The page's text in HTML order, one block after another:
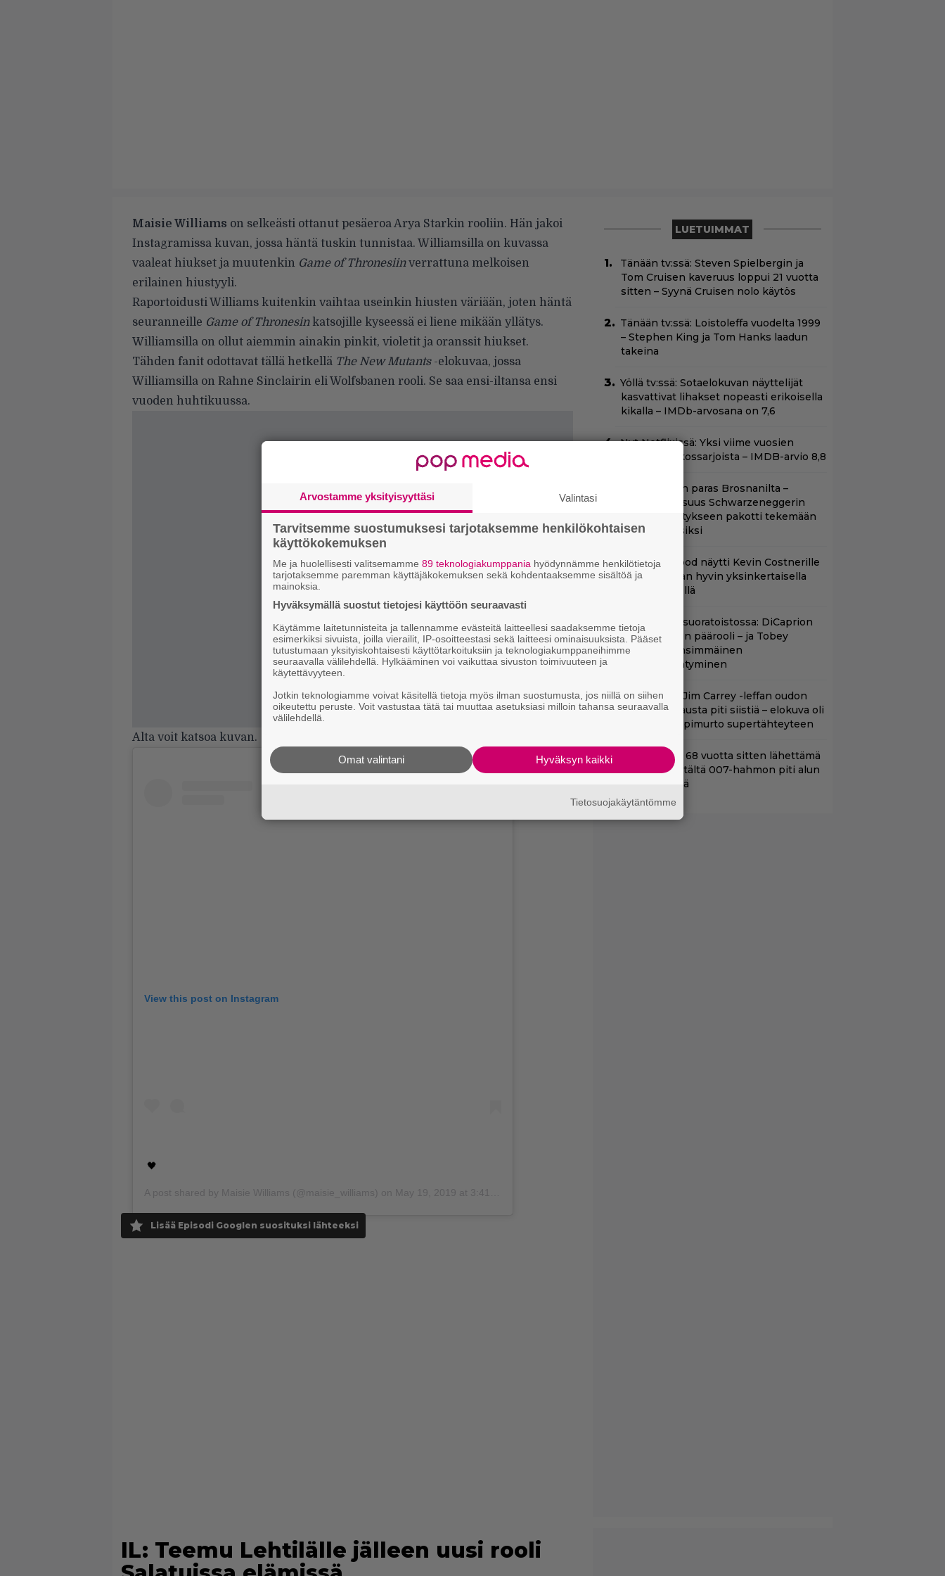
Maisie Williams on selkeästi ottanut pesäeroa Arya Starkin rooliin. Hän jakoi
Instagramissa kuvan, jossa häntä tuskin tunnistaa. Williamsilla on kuvassa
vaaleat hiukset ja muutenkin Game of Thronesiinverrattuna melkoisen
erilainen hiustyyli.
Raportoidusti Williams kuitenkin vaihtaa useinkin hiusten väriään, joten häntä
seuranneille Game of Thronesinkatsojille kyseessä ei liene mikään yllätys.
Williamsilla on ollut aiemmin ainakin pinkit, violetit ja oranssit hiukset.
Tähden fanit odottavat tällä hetkellä The New Mutants-elokuvaa, jossa
Williamsilla on Rahne Sinclairin eli Wolfsbanen rooli. Se saa ensi-iltansa ensi
vuoden huhtikuussa.
Alta voit katsoa kuvan.
View this post on Instagram
🖤
A post shared by Maisie Williams (@maisie_williams) on May 19, 2019 at 3:41am PDT
Lisää Episodi Googlen suosituksi lähteeksi
IL: Teemu Lehtilälle jälleen uusi rooli
LUETUIMMAT
Tänään tv:ssä: Steven Spielbergin ja
Tom Cruisen kaveruus loppui 21 vuotta
sitten – Syynä Cruisen nolo käytös
Tänään tv:ssä: Loistoleffa vuodelta 1999
– Stephen King ja Tom Hanks laadun
takeina
Yöllä tv:ssä: Sotaelokuvan näyttelijät
kasvattivat lihakset nopeasti erikoisella
kikalla – IMDb-arvosana on 7,6
Nyt Netflixissä: Yksi viime vuosien
parhaista rikossarjoista – IMDB-arvio 8,8
Illan Bond on paras Brosnanilta –
samankaltaisuus Schwarzeneggerin
toimintatykitykseen pakotti tekemään
kässärin uusiksi
Clint Eastwood näytti Kevin Costnerille
kaapin paikan hyvin yksinkertaisella
toimenpiteellä
Huippuleffa suoratoistossa: DiCaprion
ensimmäinen päärooli – ja Tobey
Maguiren ensimmäinen
elokuvaesiintyminen
Illalla tv:ssä: Jim Carrey -leffan oudon
raakaa kohtausta piti siistiä – elokuva oli
koomikon läpimurto supertähteyteen
Bond-luojan 68 vuotta sitten lähettämä
kirje löytyi – tältä 007-hahmon piti alun
perin näyttää
Arvostamme yksityisyyttäsi Valintasi
Tarvitsemme suostumuksesi tarjotaksemme henkilökohtaisen
käyttökokemuksen
Me ja huolellisesti valitsemamme 89 teknologiakumppania hyödynnämme henkilötietoja
tarjotaksemme paremman käyttäjäkokemuksen sekä kohdentaaksemme sisältöä ja
mainoksia.
Hyväksymällä suostut tietojesi käyttöön seuraavasti
Käytämme laitetunnisteita ja tallennamme evästeitä laitteellesi saadaksemme tietoja
esimerkiksi sivuista, joilla vierailit, IP-osoitteestasi sekä laitteesi ominaisuuksista. Pääset
tutustumaan yksityiskohtaisesti käyttötarkoituksiin ja teknologiakumppaneihimme
seuraavalla välilehdellä. Hylkääminen voi vaikuttaa sivuston toimivuuteen ja
käytettävyyteen.
Jotkin teknologiamme voivat käsitellä tietoja myös ilman suostumusta, jos niillä on siihen
oikeutettu peruste. Voit vastustaa tätä tai muuttaa asetuksiasi milloin tahansa seuraavalla
välilehdellä.
Hyväksyn kaikki
Omat valintani
Tietosuojakäytäntömme